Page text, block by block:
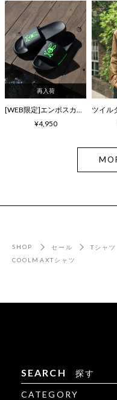
再入荷
[WEB限定]エンボスカラーロゴ シャワーサンダル
¥4,950
SHOP セール Tシャツ
COOLMAXTシャツ
SEARCH 探す
CATEGORY